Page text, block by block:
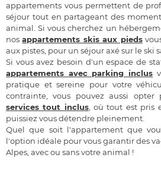
appartements vous permettent de
séjour tout en partageant des
animal. Si vous cherchez un
nosappartements skis aux pieds
aux pistes, pour un séjour axé sur le ski
Si vous avez besoin d'un espace de
appartements avec parking inclus
pratique et sereine pour votre
contrainte, vous pouvez aussi opter
services tout inclus, où tout est pris
puissiez vous détendre pleinement.
Quel que soit l'appartement que
l'option idéale pour vous garantir des
Alpes, avec ou sans votre animal !